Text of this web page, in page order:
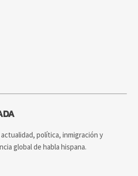
política, inmigración y
global de habla hispana.